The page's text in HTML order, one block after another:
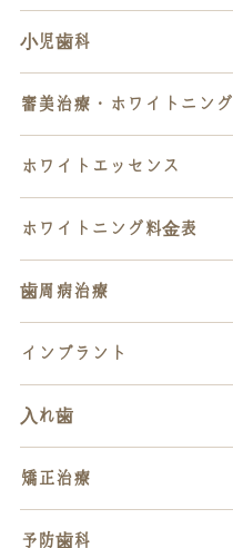
小児歯科
審美治療・ホワイトニング
ホワイトエッセンス
ホワイトニング料金表
歯周病治療
インプラント
入れ歯
矯正治療
予防歯科